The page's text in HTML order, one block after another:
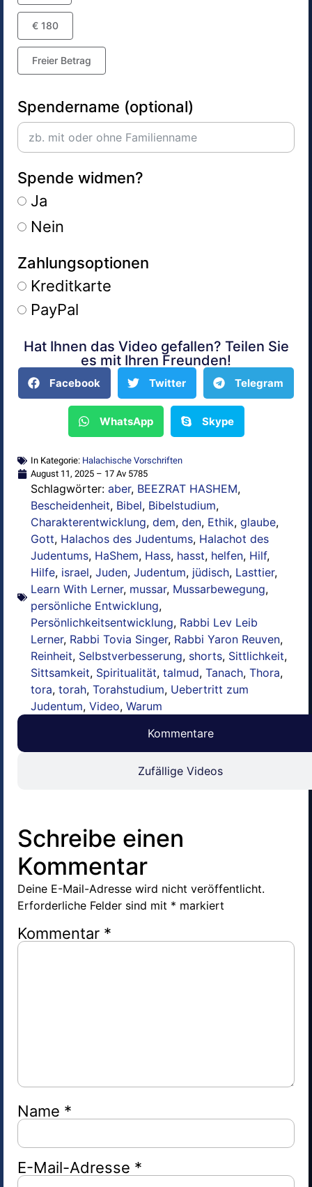
€ 180
Freier Betrag
Spendername (optional)
Spende widmen?
Ja
Nein
Zahlungsoptionen
Kreditkarte
PayPal
Alternative:
Hat Ihnen das Video gefallen? Teilen Sie
es mit Ihren Freunden!
Facebook Twitter Telegram
WhatsApp Skype
In Kategorie: Halachische Vorschriften
August 11, 2025 – 17 Av 5785
Schlagwörter: aber, BEEZRAT HASHEM,
Bescheidenheit, Bibel, Bibelstudium,
Charakterentwicklung, dem, den, Ethik, glaube,
Gott, Halachos des Judentums, Halachot des
Judentums, HaShem, Hass, hasst, helfen, Hilf,
Hilfe, israel, Juden, Judentum, jüdisch, Lasttier,
Learn With Lerner, mussar, Mussarbewegung,
persönliche Entwicklung,
Persönlichkeitsentwicklung, Rabbi Lev Leib
Lerner, Rabbi Tovia Singer, Rabbi Yaron Reuven,
Reinheit, Selbstverbesserung, shorts, Sittlichkeit,
Sittsamkeit, Spiritualität, talmud, Tanach, Thora,
tora, torah, Torahstudium, Uebertritt zum
Judentum, Video, Warum
Kommentare
Zufällige Videos
Schreibe einen
Kommentar
Deine E-Mail-Adresse wird nicht veröffentlicht.
Erforderliche Felder sind mit * markiert
Kommentar *
Name *
E-Mail-Adresse *